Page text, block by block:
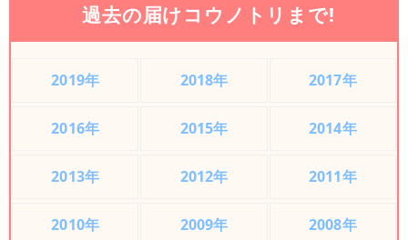
過去の届けコウノトリまで!
2019年 2018年 2017年
2016年 2015年 2014年
2013年 2012年 2011年
2010年 2009年 2008年